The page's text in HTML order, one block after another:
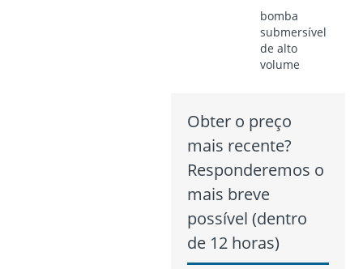
bomba
submersível
de alto
volume
Obter o preço
mais recente?
Responderemos o
mais breve
possível (dentro
de 12 horas)